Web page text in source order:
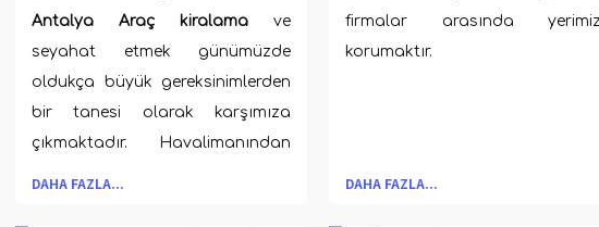
Antalya Araç kiralama ve
seyahat etmek günümüzde
oldukça büyük gereksinimlerden
bir tanesi olarak karşımıza
çıkmaktadır. Havalimanından
DAHA FAZLA...
firmalar arasında
korumaktır.
DAHA FAZLA...